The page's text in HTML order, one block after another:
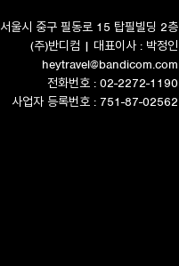
서울시 중구 필동로 15 탑필빌딩 2층
(주)반디컴 | 대표이사 : 박정인
heytravel@bandicom.com
전화번호 : 02-2272-1190
사업자 등록번호 : 751-87-02562